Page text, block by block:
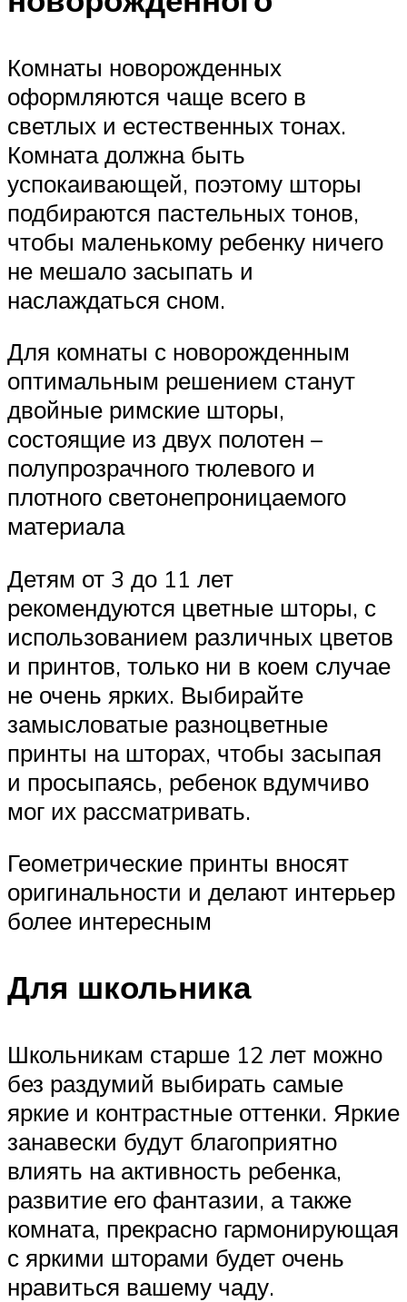
Комнаты новорожденных
оформляются чаще всего в
светлых и естественных тонах.
Комната должна быть
успокаивающей, поэтому шторы
подбираются пастельных тонов,
чтобы маленькому ребенку ничего
не мешало засыпать и
наслаждаться сном.
Для комнаты с новорожденным
оптимальным решением станут
двойные римские шторы,
состоящие из двух полотен –
полупрозрачного тюлевого и
плотного светонепроницаемого
материала
Детям от 3 до 11 лет
рекомендуются цветные шторы, с
использованием различных цветов
и принтов, только ни в коем случае
не очень ярких. Выбирайте
замысловатые разноцветные
принты на шторах, чтобы засыпая
и просыпаясь, ребенок вдумчиво
мог их рассматривать.
Геометрические принты вносят
оригинальности и делают интерьер
более интересным
Для школьника
Школьникам старше 12 лет можно
без раздумий выбирать самые
яркие и контрастные оттенки. Яркие
занавески будут благоприятно
влиять на активность ребенка,
развитие его фантазии, а также
комната, прекрасно гармонирующая
с яркими шторами будет очень
нравиться вашему чаду.